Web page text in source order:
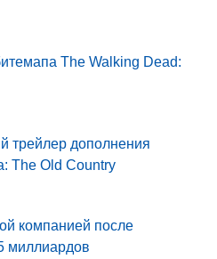
The Walking Dead:
трейлер дополнения
The Old Country
компанией после
миллиардов